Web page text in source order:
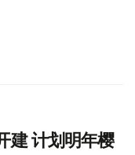
建 计划明年樱